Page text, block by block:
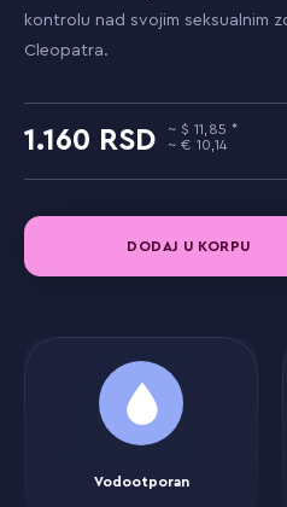
kontrolu nad svojim seksualnim
Cleopatra.
1.160
11,85
10,14
DODAJ U KORPU
Vodootporan